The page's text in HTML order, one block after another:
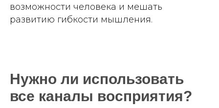
возможности человека и мешать
развитию гибкости мышления.
Нужно ли использовать
все каналы восприятия?